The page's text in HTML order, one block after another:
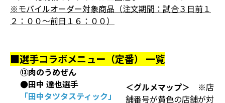
※モバイルオーダー対象商品（注文期間：試合３日前１
２：００～前日１６：００）
■選手コラボメニュー（定番） 一覧
⑬肉のうめぜん
●田中 達也選手
「田中タツタスティック」
＜グルメマップ＞ ※店
舗番号が黄色の店舗が対